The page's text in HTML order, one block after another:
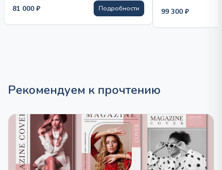
81 000 ₽ Подробности 99 300 ₽
Рекомендуем к прочтению